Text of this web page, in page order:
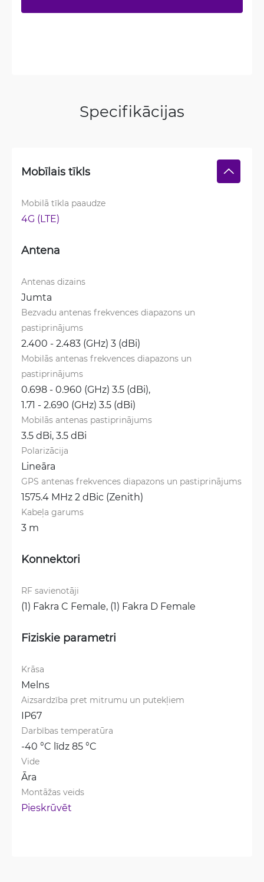
Specifikācijas
Mobīlais tīkls
Mobilā tīkla paaudze
4G (LTE)
Antena
Antenas dizains
Jumta
Bezvadu antenas frekvences diapazons un
pastiprinājums
2.400 - 2.483 (GHz) 3 (dBi)
Mobilās antenas frekvences diapazons un
pastiprinājums
0.698 - 0.960 (GHz) 3.5 (dBi),
1.71 - 2.690 (GHz) 3.5 (dBi)
Mobilās antenas pastiprinājums
3.5 dBi, 3.5 dBi
Polarizācija
Lineāra
GPS antenas frekvences diapazons un pastiprinājums
1575.4 MHz 2 dBic (Zenith)
Kabeļa garums
3 m
Konnektori
RF savienotāji
(1) Fakra C Female, (1) Fakra D Female
Fiziskie parametri
Krāsa
Melns
Aizsardzība pret mitrumu un putekļiem
IP67
Darbības temperatūra
-40 °C līdz 85 °C
Vide
Āra
Montāžas veids
Pieskrūvēt